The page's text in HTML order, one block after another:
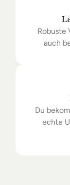
Robuste
auch
Du
echte